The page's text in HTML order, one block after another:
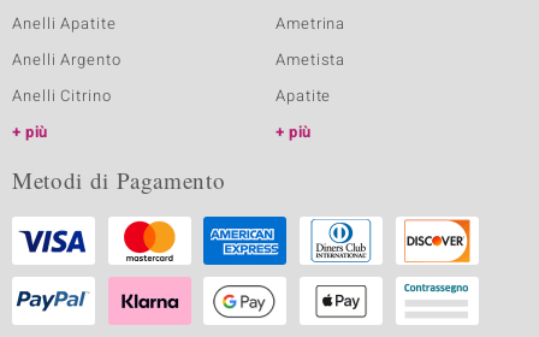
Anelli Apatite
Anelli Argento
Anelli Citrino
più
Ametrina
Ametista
Apatite
più
Metodi di Pagamento